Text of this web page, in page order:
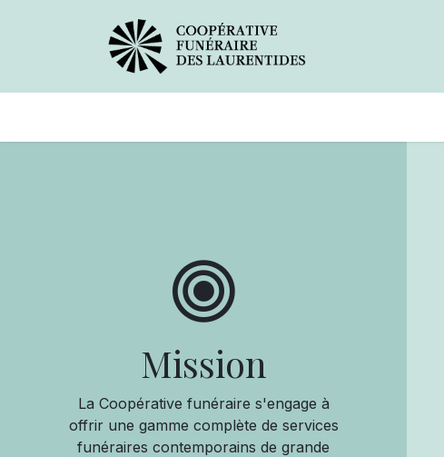
Mission
La Coopérative funéraire s'engage à
offrir une gamme complète de services
funéraires contemporains de grande